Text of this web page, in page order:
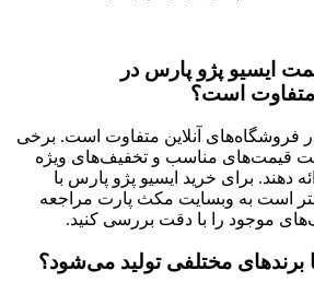
ایسیو پژو پارس در
متفاوت است؟
فروشگاه‌های آنلاین متفاوت است. برخی
قیمت‌های مناسب و تخفیف‌های ویژه
دهند. برای خرید ایسیو پژو پارس با
بهتر است به وبسایت‌ مکث پارت مراجعه
موجود را با دقت بررسی کنید.
برند‌های مختلفی تولید می‌شود؟